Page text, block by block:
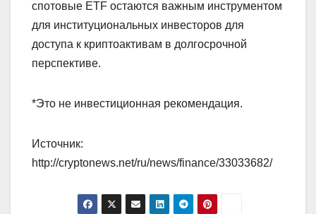
спотовые ETF остаются важным инструментом
для институциональных инвесторов для
доступа к криптоактивам в долгосрочной
перспективе.
*Это не инвестиционная рекомендация.
Источник:
http://cryptonews.net/ru/news/finance/33033682/